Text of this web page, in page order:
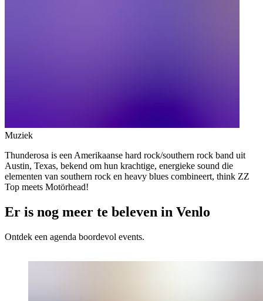
Muziek
Thunderosa is een Amerikaanse hard rock/southern rock band uit
Austin, Texas, bekend om hun krachtige, energieke sound die
elementen van southern rock en heavy blues combineert, think ZZ
Top meets Motörhead!
Er is nog meer te beleven in Venlo
Ontdek een agenda boordevol events.